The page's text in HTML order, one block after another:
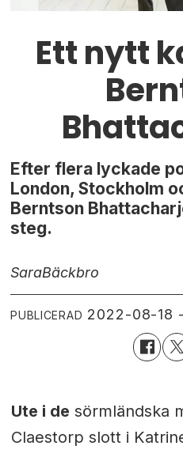
Ett nytt
Efter flera lyckade
London, Stockholm
Berntson
steg.
SaraBäckbro
PUBLICERAD 2022-08-18
Ute i de sörmländska
Claestorp slott i